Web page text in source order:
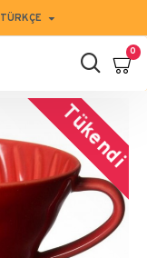
TÜRKÇE
0
Tükendi